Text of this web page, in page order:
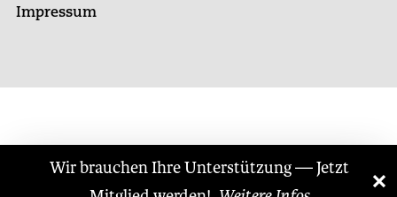
Wir brauchen Ihre Unterstützung — Jetzt
×
»
Impressum